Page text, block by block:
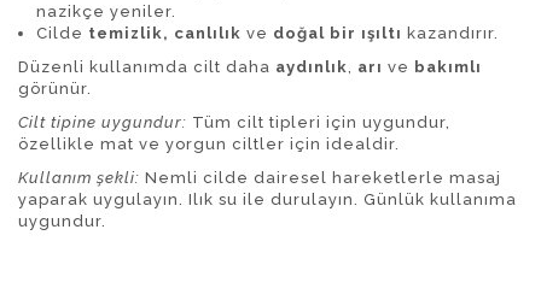
nazikçe yeniler.
Cilde temizlik, canlılık ve doğal bir ışıltı kazandırır.
Düzenli kullanımda cilt daha aydınlık, arı ve bakımlı
görünür.
Cilt tipine uygundur: Tüm cilt tipleri için uygundur,
özellikle mat ve yorgun ciltler için idealdir.
Kullanım şekli: Nemli cilde dairesel hareketlerle masaj
yaparak uygulayın. Ilık su ile durulayın. Günlük kullanıma
uygundur.